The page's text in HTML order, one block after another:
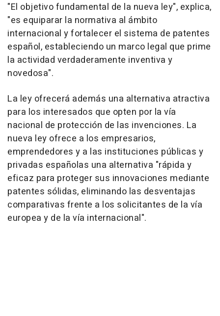
"El objetivo fundamental de la nueva ley", explica,
"es equiparar la normativa al ámbito
internacional y fortalecer el sistema de patentes
español, estableciendo un marco legal que prime
la actividad verdaderamente inventiva y
novedosa".
La ley ofrecerá además una alternativa atractiva
para los interesados que opten por la vía
nacional de protección de las invenciones. La
nueva ley ofrece a los empresarios,
emprendedores y a las instituciones públicas y
privadas españolas una alternativa "rápida y
eficaz para proteger sus innovaciones mediante
patentes sólidas, eliminando las desventajas
comparativas frente a los solicitantes de la vía
europea y de la vía internacional".